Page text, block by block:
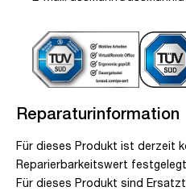
Reparaturinformation
Für dieses Produkt ist derzeit
Reparierbarkeitswert
Für dieses Produkt sind